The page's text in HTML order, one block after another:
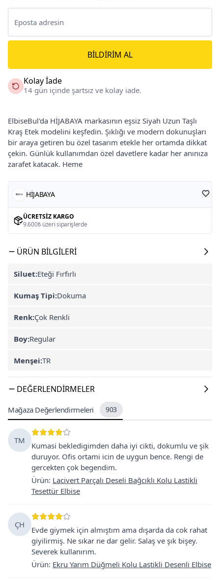
BILDIRIM AL
Kolay İade
14 gün içinde şartsız ve kolay iade.
ElbiseBul'da HİJABAYA markasının eşsiz Siyah Uzun Taşlı
Kraş Etek modelini keşfedin. Şıklığı ve modern dokunuşları
bir araya getiren bu özel tasarım etekle her ortamda dikkat
çekin. Günlük kullanımdan özel davetlere kadar her anınıza
zarafet katacak. Heme
HİJABAYA
ÜCRETSIZ KARGO
9.600₺ üzeri siparişlerde
ÜRÜN BILGILERI
Siluet:Eteği Fırfırlı
Kumaş Tipi:Dokuma
Renk:Çok Renkli
Boy:Regular
Menşei:TR
DEĞERLENDIRMELER
Mağaza Değerlendirmeleri 903
TM
Kumasi bekledigimden daha iyi cikti, dokumlu ve şik
duruyor. Ofis ortami icin de uygun bence. Rengi de
gercekten çok begendim.
Ürün: Lacivert Parçalı Deseli Bağcıklı Kolu Lastikli
Tesettür Elbise
ÇH
Evde giymek için almıştım ama dışarda da cok rahat
giyilirmiş. Ne sıkar ne dar gelir. Salaş ve şık bişey.
Severek kullanırım.
Ürün: Ekru Yarım Düğmeli Kolu Lastikli Desenli Elbise